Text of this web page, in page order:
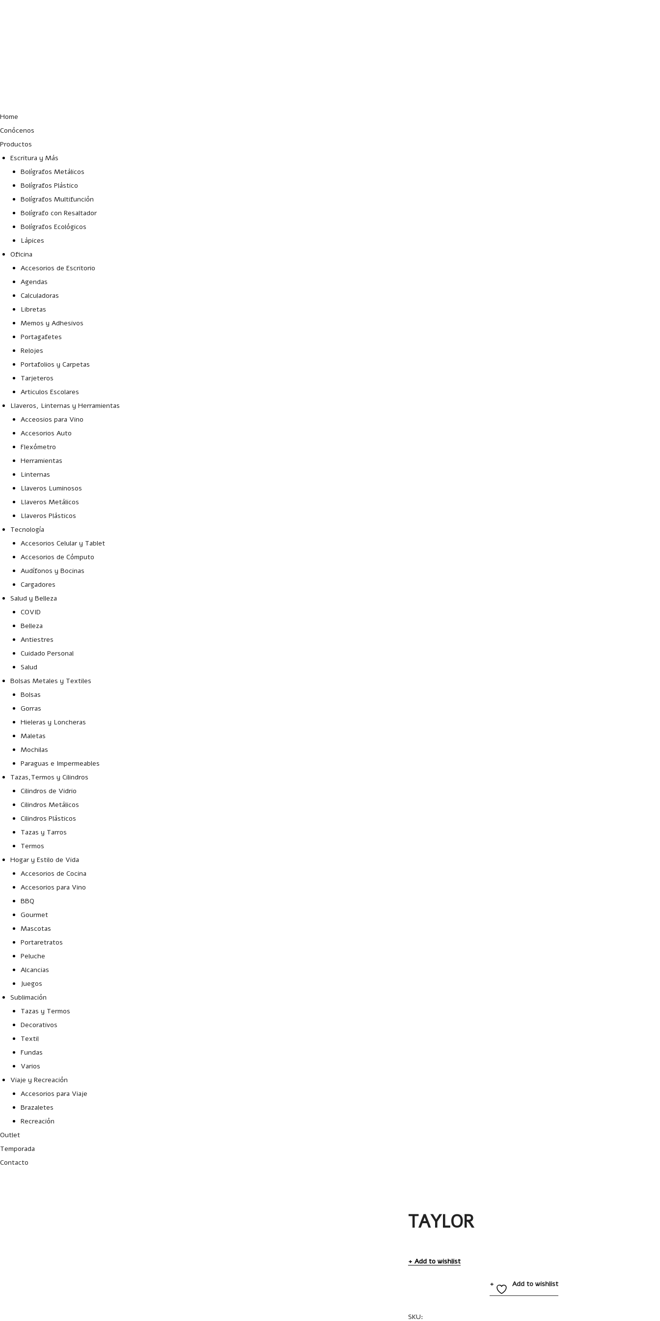
Home
Conócenos
Productos
Escritura y Más
Bolígrafos Metálicos
Bolígrafos Plástico
Bolígrafos Multifunción
Bolígrafo con Resaltador
Bolígrafos Ecológicos
Lápices
Oficina
Accesorios de Escritorio
Agendas
Calculadoras
Libretas
Memos y Adhesivos
Portagafetes
Relojes
Portafolios y Carpetas
Tarjeteros
Articulos Escolares
Llaveros, Linternas y Herramientas
Acceosios para Vino
Accesorios Auto
Flexómetro
Herramientas
Linternas
Llaveros Luminosos
Llaveros Metálicos
Llaveros Plásticos
Tecnología
Accesorios Celular y Tablet
Accesorios de Cómputo
Audífonos y Bocinas
Cargadores
Salud y Belleza
COVID
Belleza
Antiestres
Cuidado Personal
Salud
Bolsas Metales y Textiles
Bolsas
Gorras
Hieleras y Loncheras
Maletas
Mochilas
Paraguas e Impermeables
Tazas,Termos y Cilindros
Cilindros de Vidrio
Cilindros Metálicos
Cilindros Plásticos
Tazas y Tarros
Termos
Hogar y Estilo de Vida
Accesorios de Cocina
Accesorios para Vino
BBQ
Gourmet
Mascotas
Portaretratos
Peluche
Alcancias
Juegos
Sublimación
Tazas y Termos
Decorativos
Textil
Fundas
Varios
Viaje y Recreación
Accesorios para Viaje
Brazaletes
Recreación
Outlet
Temporada
Contacto
TAYLOR
Add to wishlist
Add to wishlist
SKU: